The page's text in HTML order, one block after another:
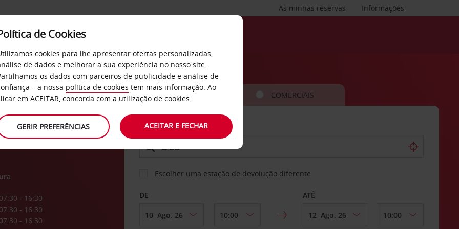
Informações
As minhas reservas
SERVIÇOS EMPRESAS
07:30 - 16:30
07:30 - 16:30
07:30 - 16:30
CARRO COMERCIAIS
LEVANTAR EM
Escolher uma estação de devolução diferente
DE ATÉ
de Cookies
cookies para lhe apresentar ofertas personalizadas,
de dados e melhorar a sua experiência no nosso site.
os dados com parceiros de publicidade e análise de
– a nossa política de cookies tem mais informação. Ao
em ACEITAR, concorda com a utilização de cookies.
GERIR PREFERÊNCIAS ACEITAR E FECHAR